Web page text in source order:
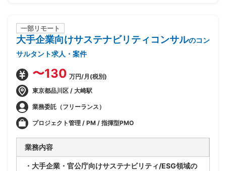
一部リモート
大手企業向けサステナビリティコンサルのコン
サルタント求人・案件
〜130 万円/月(税別)
東京都品川区 / 大崎駅
業務委託（フリーランス）
プロジェクト管理 / PM / 指揮型PMO
業務内容
・大手企業・官公庁向けサステナビリティ/ESG領域の